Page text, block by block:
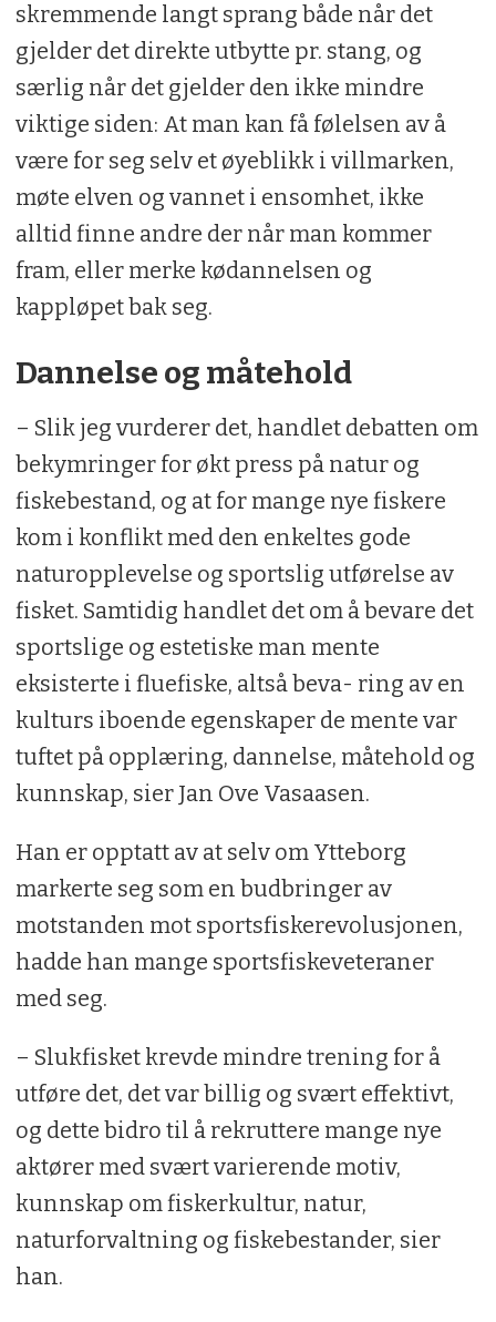
skremmende langt sprang både når det
gjelder det direkte utbytte pr. stang, og
særlig når det gjelder den ikke mindre
viktige siden: At man kan få følelsen av å
være for seg selv et øyeblikk i villmarken,
møte elven og vannet i ensomhet, ikke
alltid finne andre der når man kommer
fram, eller merke kødannelsen og
kappløpet bak seg.
Dannelse og måtehold
– Slik jeg vurderer det, handlet debatten om
bekymringer for økt press på natur og
fiskebestand, og at for mange nye fiskere
kom i konflikt med den enkeltes gode
naturopplevelse og sportslig utførelse av
fisket. Samtidig handlet det om å bevare det
sportslige og estetiske man mente
eksisterte i fluefiske, altså beva- ring av en
kulturs iboende egenskaper de mente var
tuftet på opplæring, dannelse, måtehold og
kunnskap, sier Jan Ove Vasaasen.
Han er opptatt av at selv om Ytteborg
markerte seg som en budbringer av
motstanden mot sportsfiskerevolusjonen,
hadde han mange sportsfiskeveteraner
med seg.
– Slukfisket krevde mindre trening for å
utføre det, det var billig og svært effektivt,
og dette bidro til å rekruttere mange nye
aktører med svært varierende motiv,
kunnskap om fiskerkultur, natur,
naturforvaltning og fiskebestander, sier
han.